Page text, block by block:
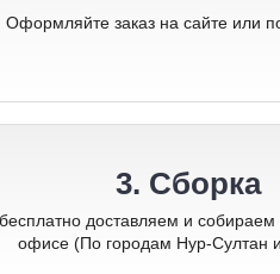
Оформляйте заказ на сайте или
3. Сборка
доставляем и
офисе (По городам Нур-Султан